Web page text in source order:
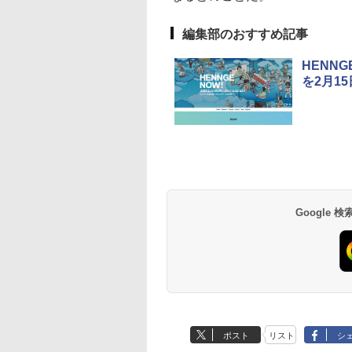
編集部のおすすめ記事
を2月
Google 検
ポスト リスト シ